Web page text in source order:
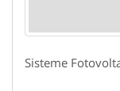
Sisteme